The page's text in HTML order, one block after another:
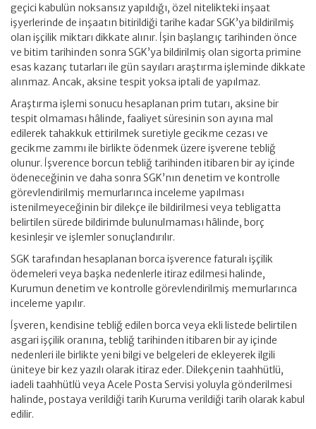
geçici kabulün noksansız yapıldığı, özel nitelikteki inşaat
işyerlerinde de inşaatın bitirildiği tarihe kadar SGK’ya bildirilmiş
olan işçilik miktarı dikkate alınır. İşin başlangıç tarihinden önce
ve bitim tarihinden sonra SGK’ya bildirilmiş olan sigorta primine
esas kazanç tutarları ile gün sayıları araştırma işleminde dikkate
alınmaz. Ancak, aksine tespit yoksa iptali de yapılmaz.
Araştırma işlemi sonucu hesaplanan prim tutarı, aksine bir
tespit olmaması hâlinde, faaliyet süresinin son ayına mal
edilerek tahakkuk ettirilmek suretiyle gecikme cezası ve
gecikme zammı ile birlikte ödenmek üzere işverene tebliğ
olunur. İşverence borcun tebliğ tarihinden itibaren bir ay içinde
ödeneceğinin ve daha sonra SGK’nın denetim ve kontrolle
görevlendirilmiş memurlarınca inceleme yapılması
istenilmeyeceğinin bir dilekçe ile bildirilmesi veya tebligatta
belirtilen sürede bildirimde bulunulmaması hâlinde, borç
kesinleşir ve işlemler sonuçlandırılır.
SGK tarafından hesaplanan borca işverence faturalı işçilik
ödemeleri veya başka nedenlerle itiraz edilmesi halinde,
Kurumun denetim ve kontrolle görevlendirilmiş memurlarınca
inceleme yapılır.
İşveren, kendisine tebliğ edilen borca veya ekli listede belirtilen
asgari işçilik oranına, tebliğ tarihinden itibaren bir ay içinde
nedenleri ile birlikte yeni bilgi ve belgeleri de ekleyerek ilgili
üniteye bir kez yazılı olarak itiraz eder. Dilekçenin taahhütlü,
iadeli taahhütlü veya Acele Posta Servisi yoluyla gönderilmesi
halinde, postaya verildiği tarih Kuruma verildiği tarih olarak kabul
edilir.